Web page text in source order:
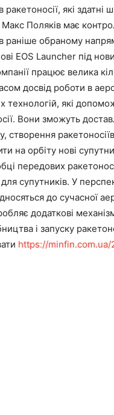
які здатні
Поляків має
раніше обраному
EOS Launcher під
працює велика
досвід роботи в
технологій, які
Вони зможуть
створення
на орбіту нові
передових
супутників. У
до сучасної
додаткові
і запуску
https://minfin.com.ua/